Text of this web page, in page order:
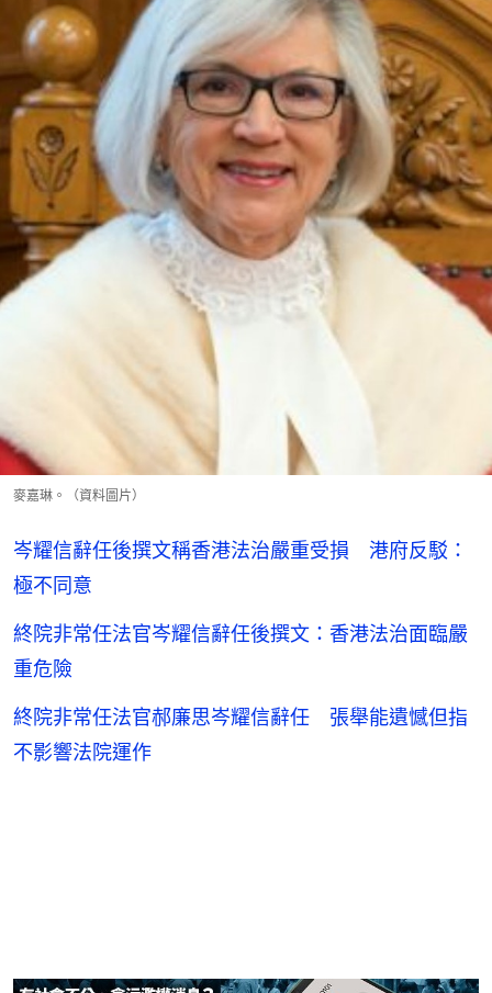
麥嘉琳。（資料圖片）
岑耀信辭任後撰文稱香港法治嚴重受損 港府反駁：
極不同意
終院非常任法官岑耀信辭任後撰文：香港法治面臨嚴
重危險
終院非常任法官郝廉思岑耀信辭任 張舉能遺憾但指
不影響法院運作